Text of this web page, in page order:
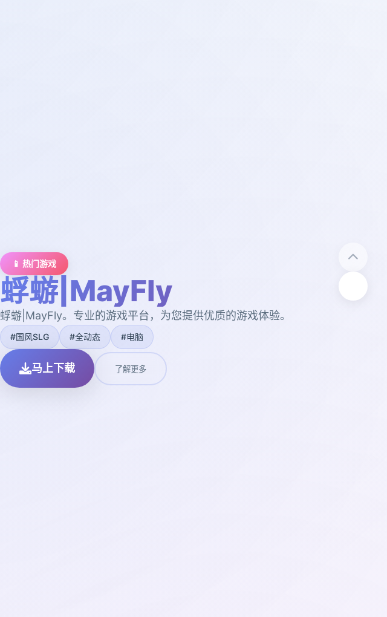
📱 热门游戏
蜉蝣|MayFly
蜉蝣|MayFly。专业的游戏平台，为您提供优质的游戏体验。
#国风SLG #全动态 #电脑
马上下载 了解更多